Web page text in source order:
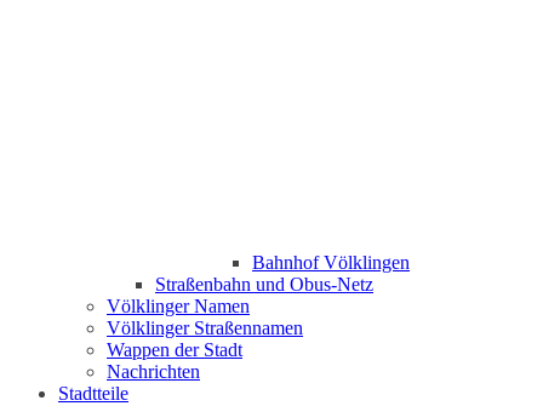
Bahnhof Völklingen
Straßenbahn und Obus-Netz
Völklinger Namen
Völklinger Straßennamen
Wappen der Stadt
Nachrichten
Stadtteile